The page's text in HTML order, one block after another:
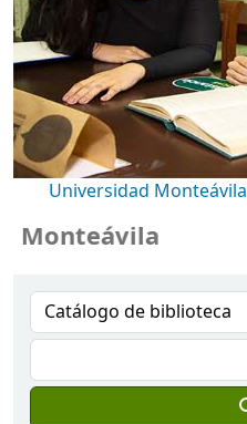
Universidad Monteávila